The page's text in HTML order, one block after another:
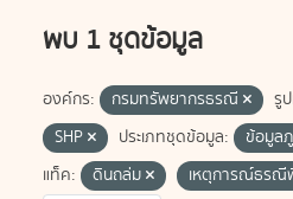
พบ 1 ชุดข้อมูล
องค์กร: กรมทรัพยากรธรณี รู
SHP
ประเภทชุดข้อมูล:
ข้อมูล
แท็ค:
ดินถล่ม
เหตุการณ์ธร